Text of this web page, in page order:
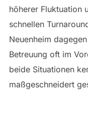
höherer Fluktuation
schnellen
Neuenheim
Betreuung oft im
beide Situationen
maßgeschneidert